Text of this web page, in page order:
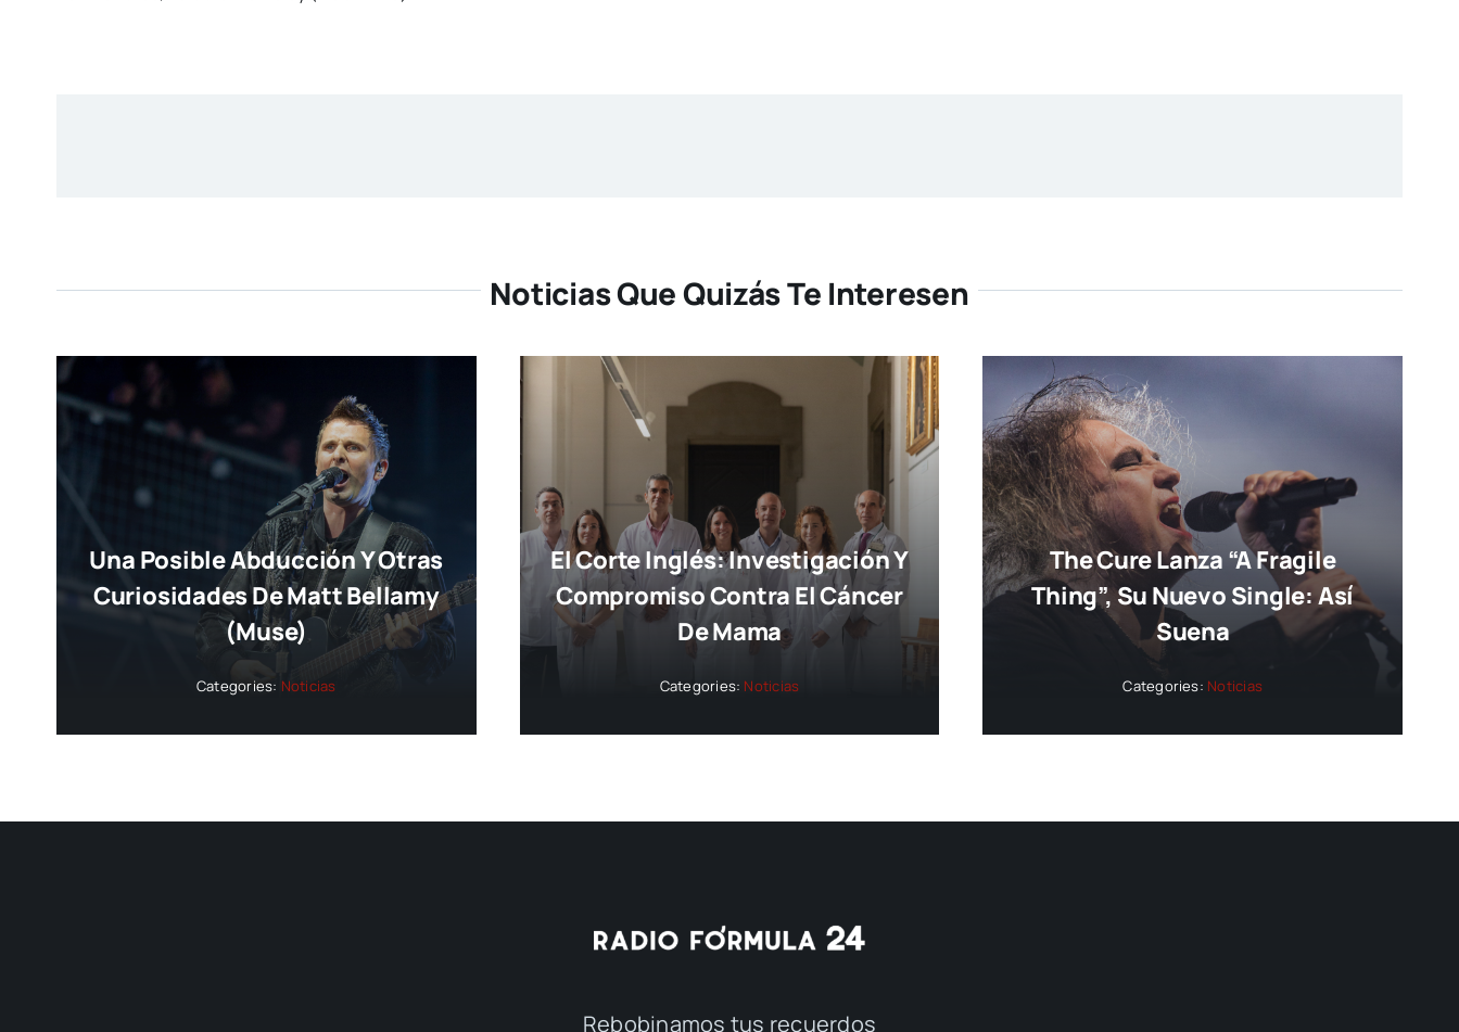
Noticias Que Quizás Te Interesen
Una Posible Abducción Y Otras
Curiosidades De Matt Bellamy
(Muse)
Categories: Noticias
El Corte Inglés: Investigación Y
Compromiso Contra El Cáncer
De Mama
Categories: Noticias
The Cure Lanza “A Fragile
Thing”, Su Nuevo Single: Así
Suena
Categories: Noticias
Rebobinamos tus recuerdos